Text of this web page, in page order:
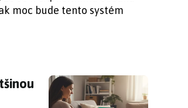
moc bude tento systém
ne k práci: týká se to i